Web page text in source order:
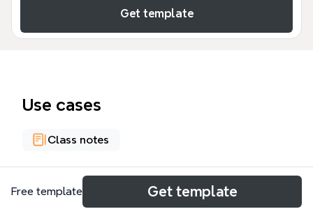
Get template
Use cases
Class notes
About
Free template Get template